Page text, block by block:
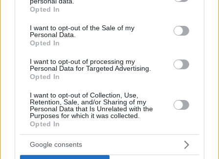
grant or deny consent to Google and its third-party tags to
use your data for below specified purposes in below Google
consent section.
Opted In
I want to opt-out of the Sale of my
Personal Data.
Opted In
I want to opt-out of processing my
Personal Data for Targeted Advertising.
Opted In
I want to opt-out of Collection, Use,
Retention, Sale, and/or Sharing of my
Personal Data that Is Unrelated with the
Purposes for which it was collected.
Opted In
Google consents
Best of Network